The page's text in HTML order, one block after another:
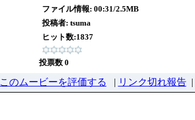
ファイル情報: 00:31/2.5MB
投稿者: tsuma
ヒット数:1837
投票数 0
このムービーを評価する | リンク切れ報告|